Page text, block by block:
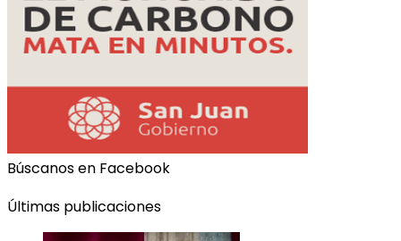
Búscanos en Facebook
Últimas publicaciones